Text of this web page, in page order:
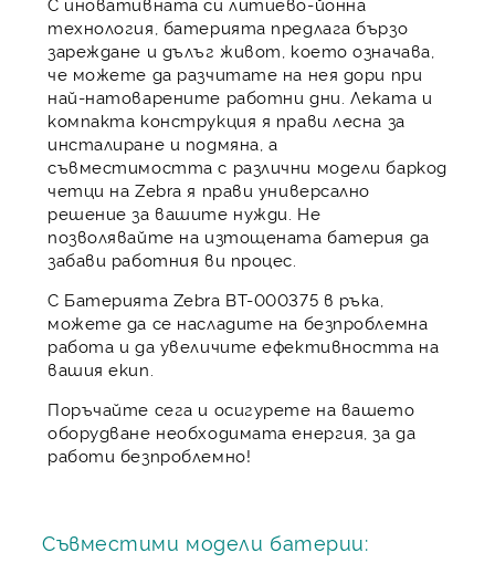
технология, батерията предлага бързо
зареждане и дълъг живот, което означава,
че можете да разчитате на нея дори при
най-натоварените работни дни. Леката и
компакта конструкция я прави лесна за
инсталиране и подмяна, а
съвместимостта с различни модели баркод
четци на Zebra я прави универсално
решение за вашите нужди. Не
позволявайте на изтощената батерия да
забави работния ви процес.
С Батерията Zebra BT-000375 в ръка,
можете да се насладите на безпроблемна
работа и да увеличите ефективността на
вашия екип.
Поръчайте сега и осигурете на вашето
оборудване необходимата енергия, за да
работи безпроблемно!
Съвместими модели батерии: